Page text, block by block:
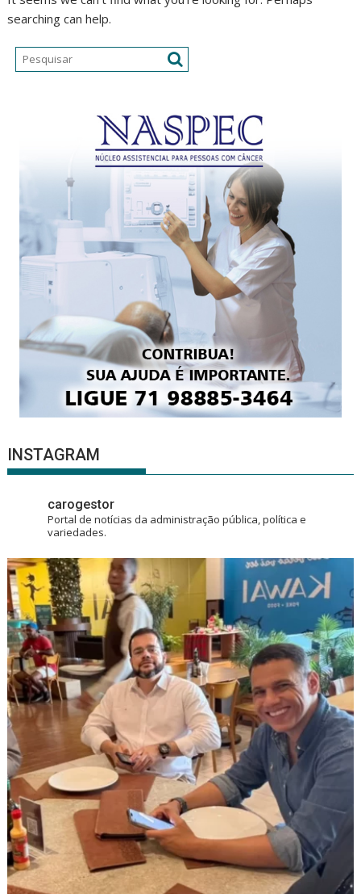
searching can help.
INSTAGRAM
carogestor
Portal de notícias da administração pública, política e
variedades.